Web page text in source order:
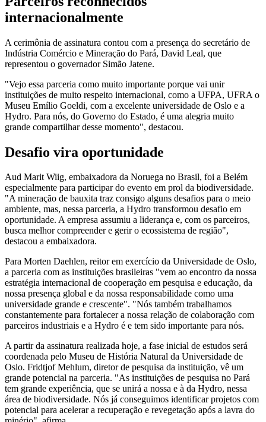
internacionalmente
A cerimônia de assinatura contou com a presença do secretário de
Indústria Comércio e Mineração do Pará, David Leal, que
representou o governador Simão Jatene.
"Vejo essa parceria como muito importante porque vai unir
instituições de muito respeito internacional, como a UFPA, UFRA o
Museu Emílio Goeldi, com a excelente universidade de Oslo e a
Hydro. Para nós, do Governo do Estado, é uma alegria muito
grande compartilhar desse momento", destacou.
Desafio vira oportunidade
Aud Marit Wiig, embaixadora da Noruega no Brasil, foi a Belém
especialmente para participar do evento em prol da biodiversidade.
"A mineração de bauxita traz consigo alguns desafios para o meio
ambiente, mas, nessa parceria, a Hydro transformou desafio em
oportunidade. A empresa assumiu a liderança e, com os parceiros,
busca melhor compreender e gerir o ecossistema de região",
destacou a embaixadora.
Para Morten Daehlen, reitor em exercício da Universidade de Oslo,
a parceria com as instituições brasileiras "vem ao encontro da nossa
estratégia internacional de cooperação em pesquisa e educação, da
nossa presença global e da nossa responsabilidade como uma
universidade grande e crescente". "Nós também trabalhamos
constantemente para fortalecer a nossa relação de colaboração com
parceiros industriais e a Hydro é e tem sido importante para nós.
A partir da assinatura realizada hoje, a fase inicial de estudos será
coordenada pelo Museu de História Natural da Universidade de
Oslo. Fridtjof Mehlum, diretor de pesquisa da instituição, vê um
grande potencial na parceria. "As instituições de pesquisa no Pará
tem grande experiência, que se unirá a nossa e à da Hydro, nessa
área de biodiversidade. Nós já conseguimos identificar projetos com
potencial para acelerar a recuperação e revegetação após a lavra do